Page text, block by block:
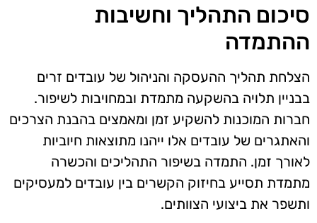
סיכום התהליך וחשיבות
ההתמדה
הצלחת תהליך ההעסקה והניהול של עובדים זרים
בבניין תלויה בהשקעה מתמדת ובמחויבות לשיפור.
חברות המוכנות להשקיע זמן ומאמצים בהבנת הצרכים
והאתגרים של עובדים אלו ייהנו מתוצאות חיוביות
לאורך זמן. התמדה בשיפור התהליכים והכשרה
מתמדת תסייע בחיזוק הקשרים בין עובדים למעסיקים
ותשפר את ביצועי הצוותים.